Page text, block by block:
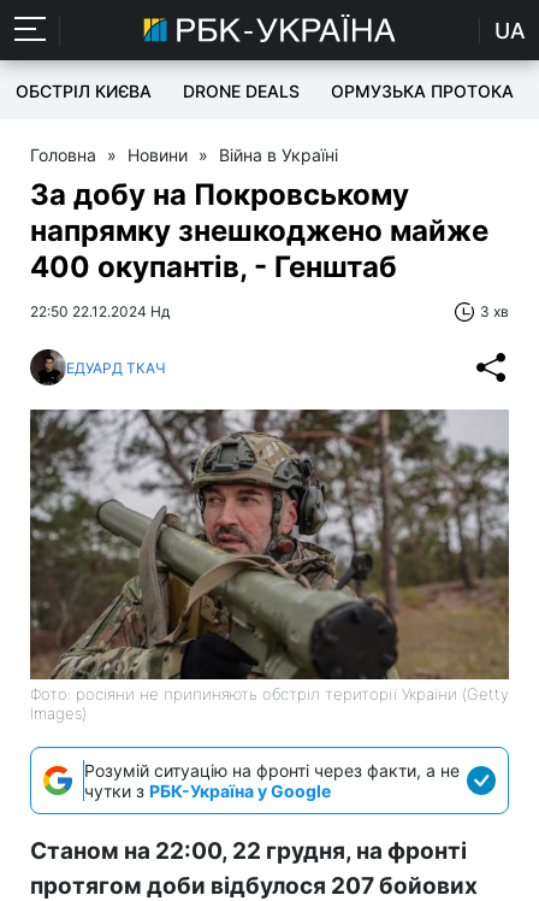
UA
ОБСТРІЛ КИЄВА DRONE DEALS ОРМУЗЬКА ПРОТОКА
Головна » Новини » Війна в Україні
За добу на Покровському
напрямку знешкоджено майже
400 окупантів, - Генштаб
22:50 22.12.2024 Нд 3 хв
ЕДУАРД ТКАЧ
Фото: росіяни не припиняють обстріл території України (Getty
Images)
Розумій ситуацію на фронті через факти, а не
чутки з РБК-Україна у Google
Станом на 22:00, 22 грудня, на фронті
протягом доби відбулося 207 бойових